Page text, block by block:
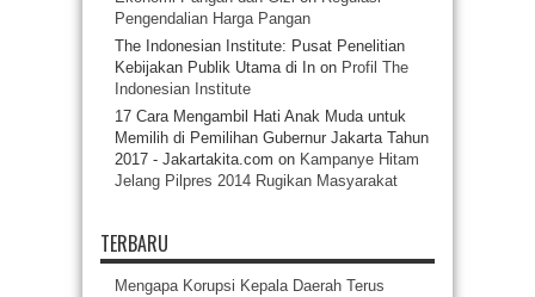
Pengendalian Harga Pangan
The Indonesian Institute: Pusat Penelitian
Kebijakan Publik Utama di In on Profil The
Indonesian Institute
17 Cara Mengambil Hati Anak Muda untuk
Memilih di Pemilihan Gubernur Jakarta Tahun
2017 - Jakartakita.com on Kampanye Hitam
Jelang Pilpres 2014 Rugikan Masyarakat
TERBARU
Mengapa Korupsi Kepala Daerah Terus